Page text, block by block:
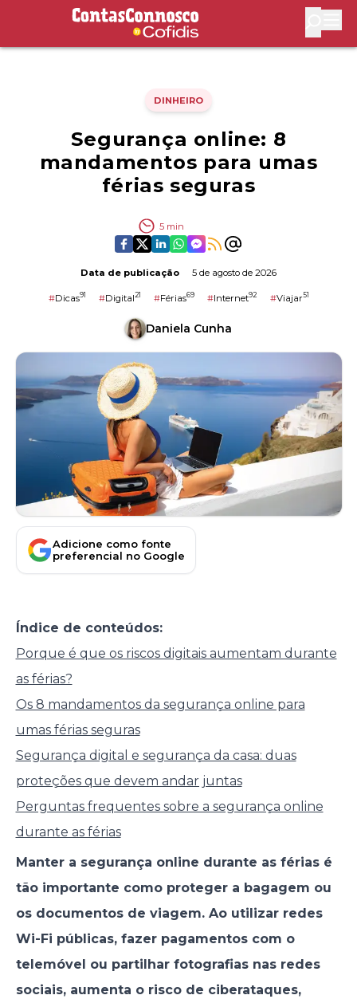
Contas Connosco by Cofidis
DINHEIRO
Segurança online: 8
mandamentos para umas
férias seguras
5 min
Data de publicação 5 de agosto de 2026
#Dicas91 #Digital21 #Férias69 #Internet92 #Viajar51
Daniela Cunha
Adicione como fonte
preferencial no Google
Índice de conteúdos:
Porque é que os riscos digitais aumentam durante
as férias?
Os 8 mandamentos da segurança online para
umas férias seguras
Segurança digital e segurança da casa: duas
proteções que devem andar juntas
Perguntas frequentes sobre a segurança online
durante as férias
Manter a segurança online durante as férias é
tão importante como proteger a bagagem ou
os documentos de viagem. Ao utilizar redes
Wi-Fi públicas, fazer pagamentos com o
telemóvel ou partilhar fotografias nas redes
sociais, aumenta o risco de ciberataques,